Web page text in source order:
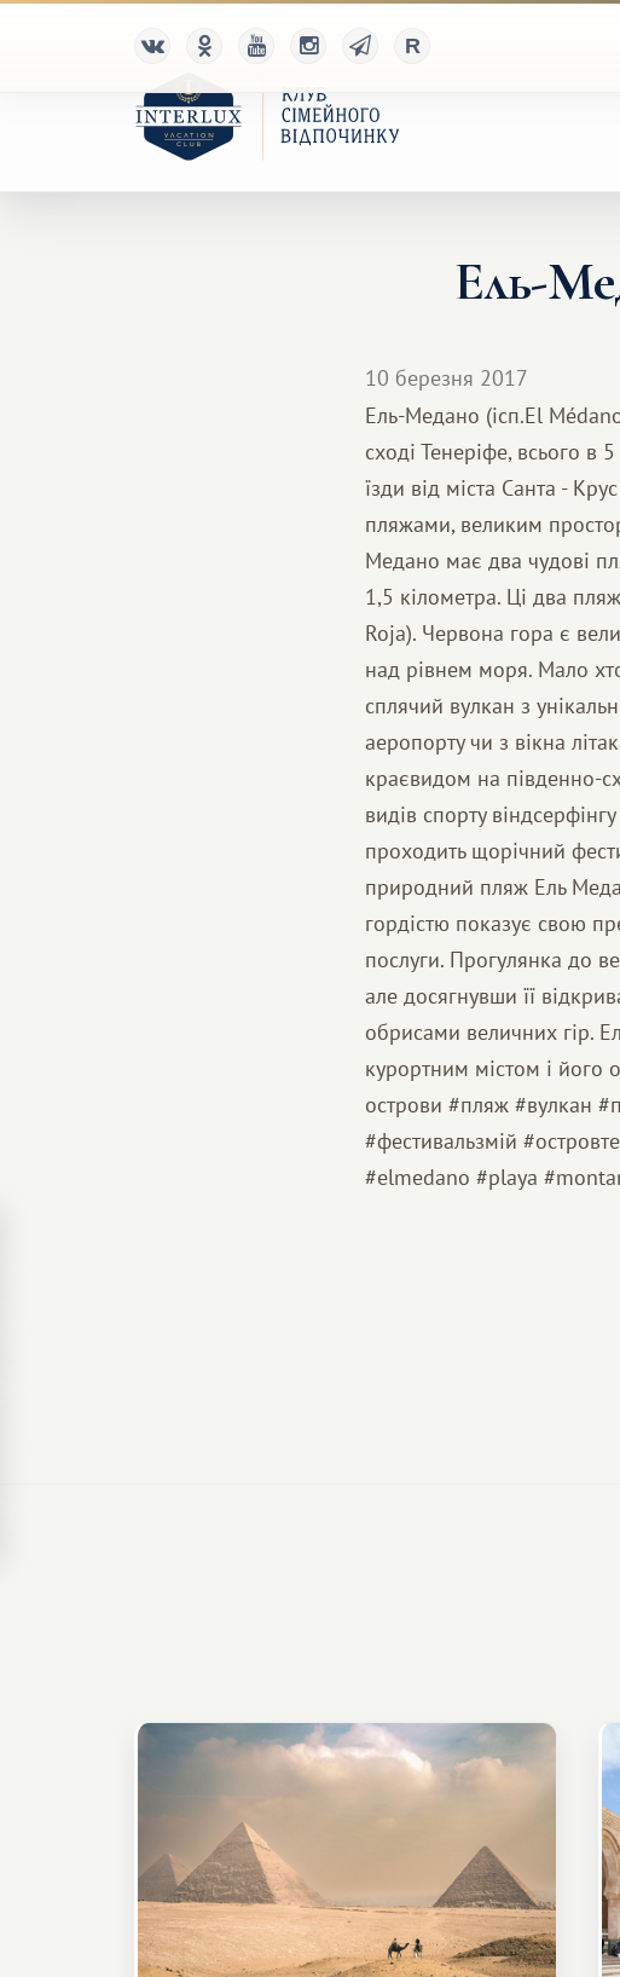
Ель-
10 березня 2017
Ель-Медано (ісп.El
сході Тенеріфе, всього в
їзди від міста Санта -
пляжами, великим
Медано має два чудові
1,5 кілометра. Ці два
Roja). Червона гора є
над рівнем моря. Мало
сплячий вулкан з
аеропорту чи з вікна
краєвидом на південно-
видів спорту
проходить щорічний
природний пляж Ель
гордістю показує свою
послуги. Прогулянка до
але досягнувши її
обрисами величних гір.
курортним містом і його
острови #пляж #вулкан
#фестивальзмій
#elmedano #playa